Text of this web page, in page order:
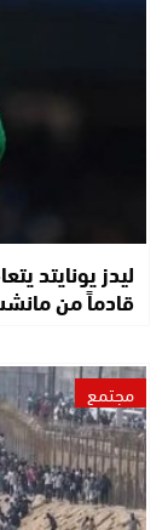
ليدز يونايتد
قادماً من
مجتمع